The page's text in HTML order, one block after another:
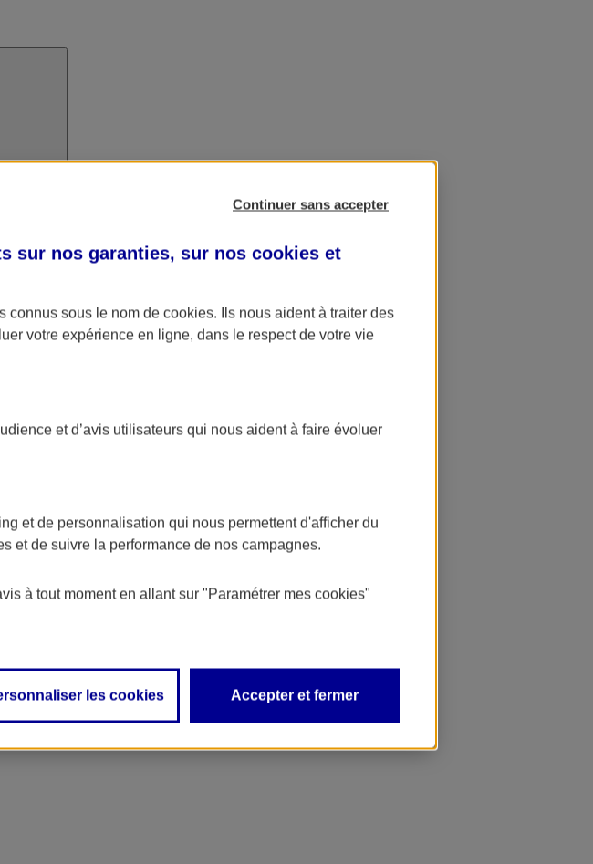
Continuer sans accepter
sur nos garanties, sur nos cookies et
connus sous le nom de cookies. Ils nous aident à traiter des
votre expérience en ligne, dans le respect de votre vie
et d’avis utilisateurs qui nous aident à faire évoluer
et de personnalisation qui nous permettent d'afficher du
et de suivre la performance de nos campagnes.
à tout moment en allant sur "Paramétrer mes cookies"
les cookies Accepter et fermer